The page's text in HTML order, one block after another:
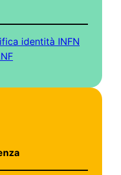
identità INFN